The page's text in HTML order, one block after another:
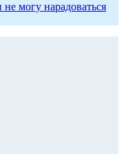
могу нарадоваться